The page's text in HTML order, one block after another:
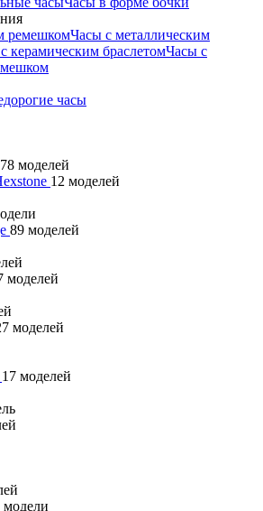
ремешкомЧасы с металлическим
керамическим браслетомЧасы с
часы
моделей
12 моделей
89 моделей
моделей
моделей
17 моделей
модели